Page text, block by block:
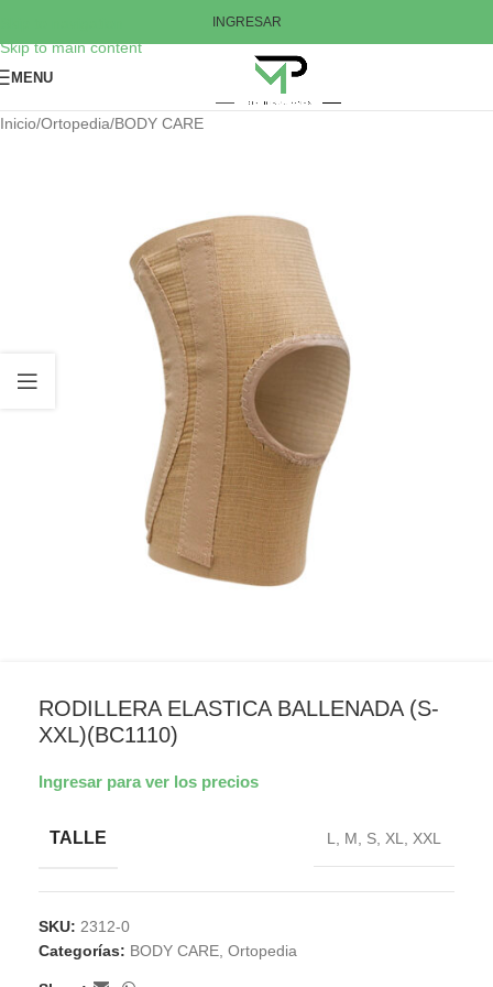
Skip to main content
INGRESAR
MENU
Inicio/Ortopedia/BODY CARE
RODILLERA ELASTICA BALLENADA (S-
XXL)(BC1110)
Ingresar para ver los precios
TALLE L M S XL XXL
SKU: 2312-0
Categorías: BODY CARE Ortopedia